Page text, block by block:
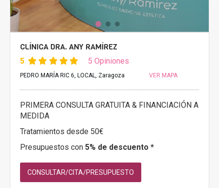
CLÍNICA DRA. ANY RAMÍREZ
5 5 Opiniones
PEDRO MARÍA RIC 6, LOCAL, Zaragoza VER MAPA
PRIMERA CONSULTA GRATUITA & FINANCIACIÓN A
MEDIDA
Tratamientos desde 50€
Presupuestos con 5% de descuento *
CONSULTAR/CITA/PRESUPUESTO